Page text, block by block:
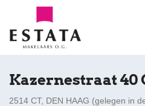
Kazernestraat 40
2514 CT, DEN HAAG (gelegen in